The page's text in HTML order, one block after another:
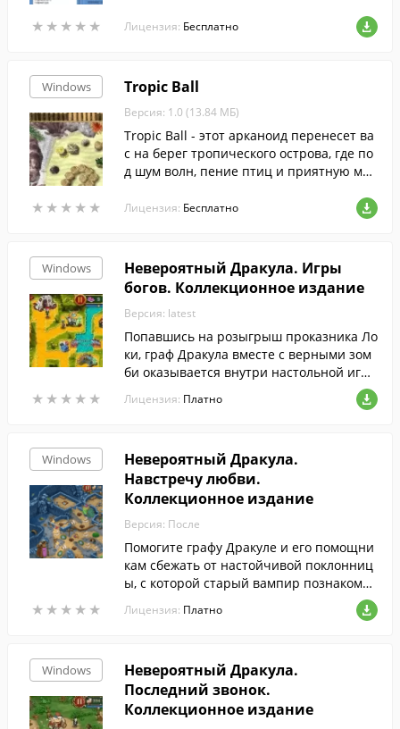
★ ★ ★ ★ ★
★ ★ ★ ★ ★
о напряженной арматуры.
Лицензия: Бесплатно
Windows
★ ★ ★ ★ ★
★ ★ ★ ★ ★
Tropic Ball
Версия: 1.0 (13.84 МБ)
Tropic Ball - этот арканоид перенесет ва
с на берег тропического острова, где по
д шум волн, пение птиц и приятную муз
сом горы ящиков, бутылок, связки колье
Лицензия: Бесплатно
Windows
★ ★ ★ ★ ★
★ ★ ★ ★ ★
Невероятный Дракула. Игры
богов. Коллекционное издание
Версия: latest
Попавшись на розыгрыш проказника Ло
ки, граф Дракула вместе с верными зом
би оказывается внутри настольной игр
Лицензия: Платно
Windows
★ ★ ★ ★ ★
★ ★ ★ ★ ★
Невероятный Дракула.
Навстречу любви.
Коллекционное издание
Версия: После
Помогите графу Дракуле и его помощни
кам сбежать от настойчивой поклонниц
ы, с которой старый вампир познакомил
ся на сайте знакомств! Собирайте необх
одимые ресурсы, восстанавливайте мос
по пути, и спасите незадачливого ловел
аса от беды! Вас ждет великолепная гра
фика, масса смешных моментов и бонус
Лицензия: Платно
Windows
Невероятный Дракула.
Последний звонок.
Коллекционное издание